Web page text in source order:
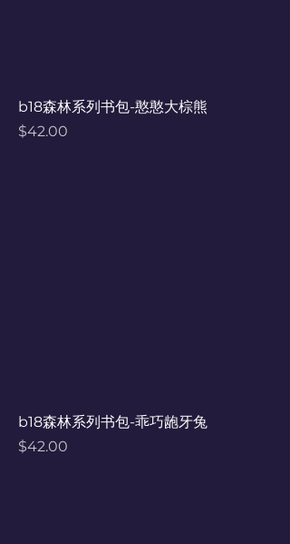
b18森林系列书包-憨憨大棕熊
Price
$42.00
b18森林系列书包-乖巧龅牙兔
Price
$42.00